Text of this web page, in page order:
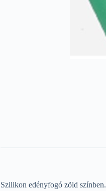
Szilikon edényfogó zöld színben.